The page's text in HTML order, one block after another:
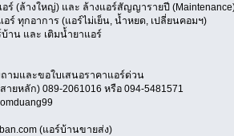
ร์ (ล้างใหญ่) และ ล้างแอร์สัญญารายปี
ร์ ทุกอาการ (แอร์ไม่เย็น, น้ำหยด, เปลี่ยนคอมฯ)
าน และ เติมน้ำยาแอร์
ามและขอใบเสนอราคาแอร์ด่วน
ายหลัก) 089-2061016 หรือ 094-5481571
(แอร์บ้านขายส่ง)